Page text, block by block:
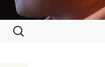
Otsi: